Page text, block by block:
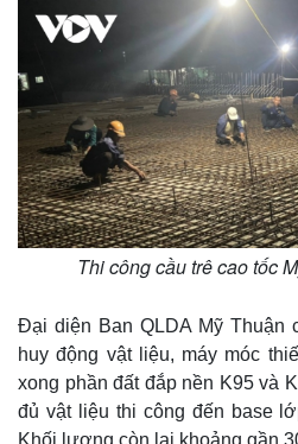
Thi công cầu trê cao tốc
Đại diện Ban QLDA Mỹ Thuận
huy động vật liệu, máy móc
xong phần đất đắp nền K95 và
đủ vật liệu thi công đến base
Khối lượng còn lại khoảng gần